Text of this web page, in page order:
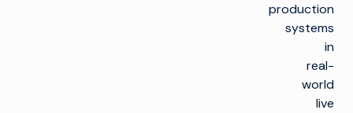
production
systems
in
real-
world
live